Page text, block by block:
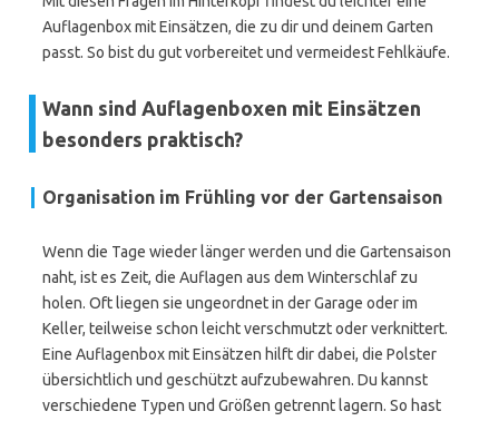
Auflagenbox mit Einsätzen, die zu dir und deinem Garten
passt. So bist du gut vorbereitet und vermeidest Fehlkäufe.
Wann sind Auflagenboxen mit Einsätzen
besonders praktisch?
Organisation im Frühling vor der Gartensaison
Wenn die Tage wieder länger werden und die Gartensaison
naht, ist es Zeit, die Auflagen aus dem Winterschlaf zu
holen. Oft liegen sie ungeordnet in der Garage oder im
Keller, teilweise schon leicht verschmutzt oder verknittert.
Eine Auflagenbox mit Einsätzen hilft dir dabei, die Polster
übersichtlich und geschützt aufzubewahren. Du kannst
verschiedene Typen und Größen getrennt lagern. So hast